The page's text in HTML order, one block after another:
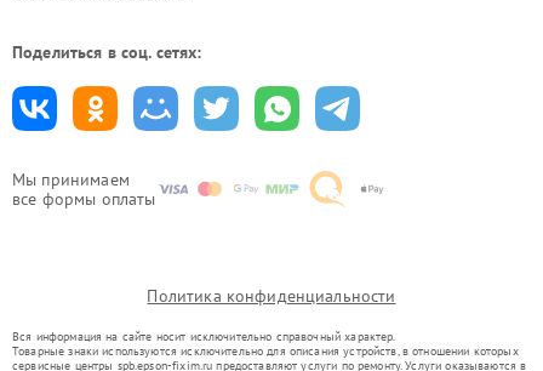
Мы принимаем
все формы оплаты
Поделиться в соц. сетях:
Политика конфиденциальности
Вся информация на сайте носит исключительно справочный характер.
Товарные знаки используются исключительно для описания устройств, в отношении которых
сервисные центры spb.epson-fixim.ru предоставляют услуги по ремонту. Услуги оказываются в